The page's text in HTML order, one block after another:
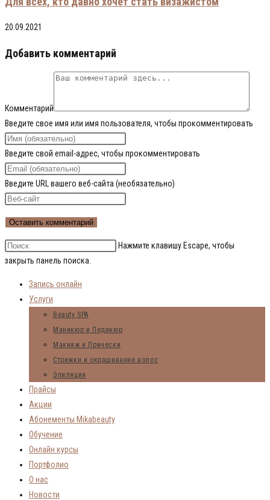
20.09.2021
Добавить комментарий
Комментарий
Введите свое имя или имя пользователя, чтобы прокомментировать
Введите свой email-адрес, чтобы прокомментировать
Введите URL вашего веб-сайта (необязательно)
Нажмите клавишу Escape, чтобы
закрыть панель поиска.
Запись онлайн
Услуги
Beauty SPA
Маникюр и Педикюр
Макияж и Прически
Стрижки и окрашивание волос
Эпиляция
Прайсы
Акции
Абонементы Mikabeauty
Обучение
Онлайн курсы
Портфолио
О нас
Новости